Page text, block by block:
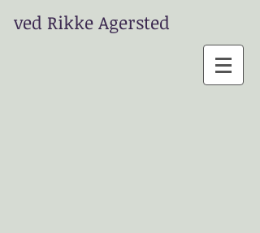
ved Rikke Agersted